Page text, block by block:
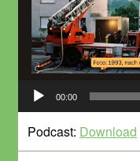
Audio-
Player
00:00
Podcast: Download